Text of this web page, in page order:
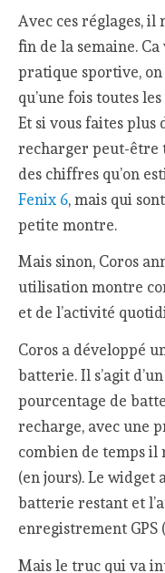
Avec ces réglages,
fin de la semaine.
pratique sportive,
qu’une fois toutes
Et si vous faites plus
recharger peut-être
des chiffres qu’on
Fenix 6, mais qui
petite montre.
Mais sinon, Coros
utilisation montre
et de l’activité
Coros a développé
batterie. Il s’agit
pourcentage de
recharge, avec une
combien de temps il
(en jours). Le widget
batterie restant et
enregistrement GPS
Mais le truc qui va